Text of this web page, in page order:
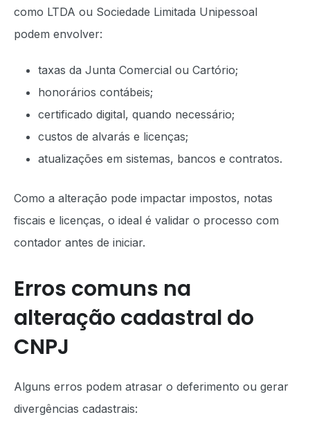
como LTDA ou Sociedade Limitada Unipessoal
podem envolver:
taxas da Junta Comercial ou Cartório;
honorários contábeis;
certificado digital, quando necessário;
custos de alvarás e licenças;
atualizações em sistemas, bancos e contratos.
Como a alteração pode impactar impostos, notas
fiscais e licenças, o ideal é validar o processo com
contador antes de iniciar.
Erros comuns na
alteração cadastral do
CNPJ
Alguns erros podem atrasar o deferimento ou gerar
divergências cadastrais: